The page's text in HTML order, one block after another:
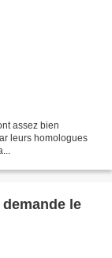
assez bien
leurs homologues
le